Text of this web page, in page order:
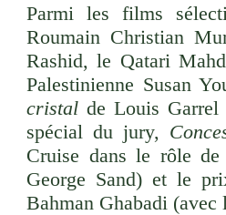
Parmi les films
Roumain Christian
Rashid, le Qatari
Palestinienne Susan
cristal de Louis
spécial du jury,
Cruise dans le rôle
George Sand) et le
Bahman Ghabadi